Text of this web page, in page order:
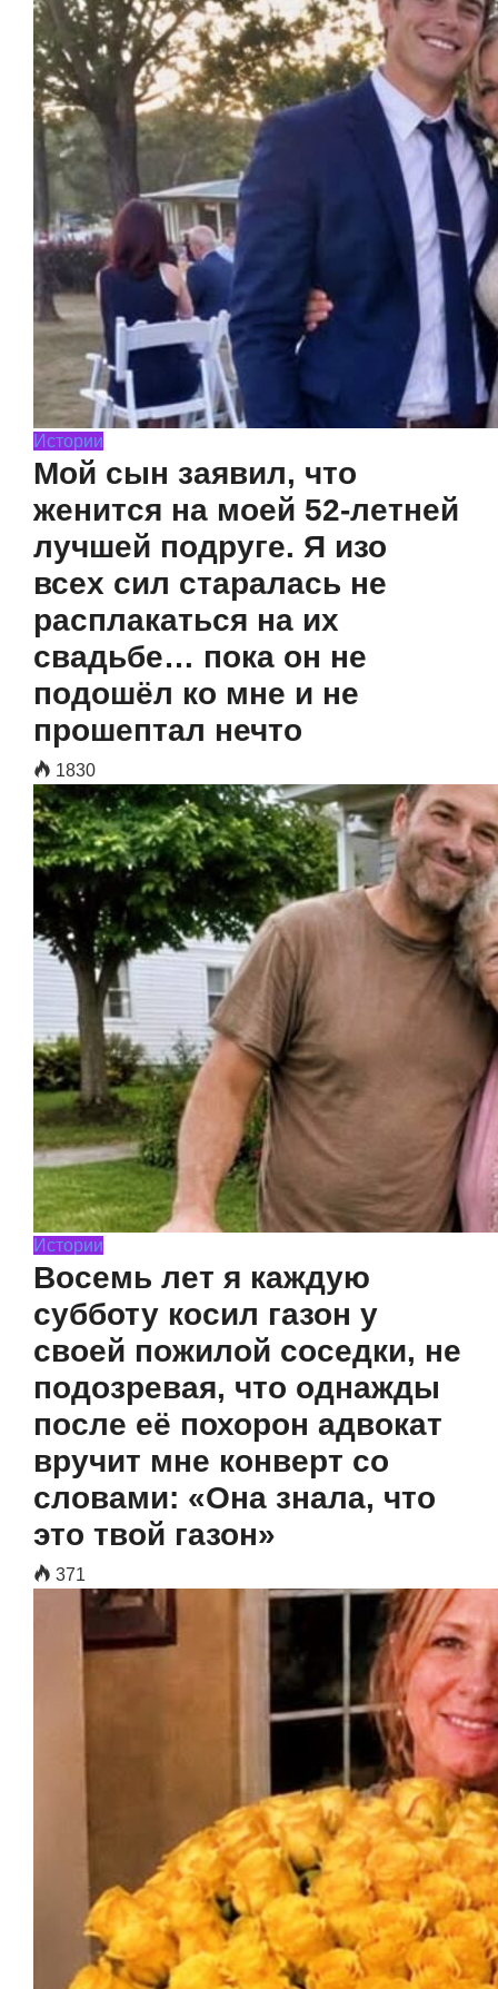
Истории
Мой сын заявил, что
женится на моей 52-летней
лучшей подруге. Я изо
всех сил старалась не
расплакаться на их
свадьбе… пока он не
подошёл ко мне и не
прошептал нечто
1830
Истории
Восемь лет я каждую
субботу косил газон у
своей пожилой соседки, не
подозревая, что однажды
после её похорон адвокат
вручит мне конверт со
словами: «Она знала, что
это твой газон»
371